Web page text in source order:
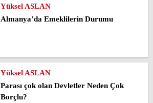
Yüksel ASLAN
Almanya’da Emeklilerin Durumu
Yüksel ASLAN
Parası çok olan Devletler Neden Çok
Borçlu?